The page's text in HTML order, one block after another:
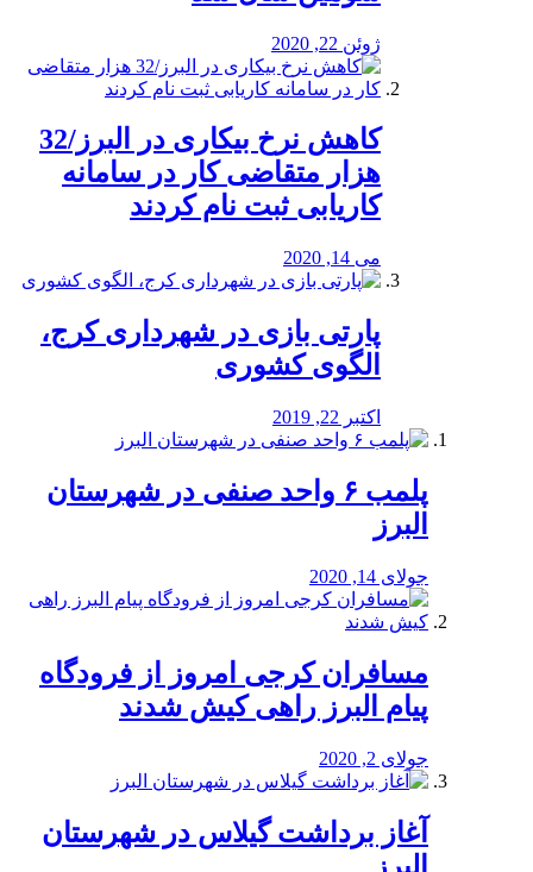
ژوئن 22, 2020
کاهش نرخ بیکاری در البرز/32
هزار متقاضی کار در سامانه
کاریابی ثبت نام کردند
می 14, 2020
پارتی بازی در شهرداری کرج،
الگوی کشوری
اکتبر 22, 2019
پلمب ۶ واحد صنفی در شهرستان
البرز
جولای 14, 2020
مسافران کرجی امروز از فرودگاه
پیام البرز راهی کیش شدند
جولای 2, 2020
آغاز برداشت گیلاس در شهرستان
البرز